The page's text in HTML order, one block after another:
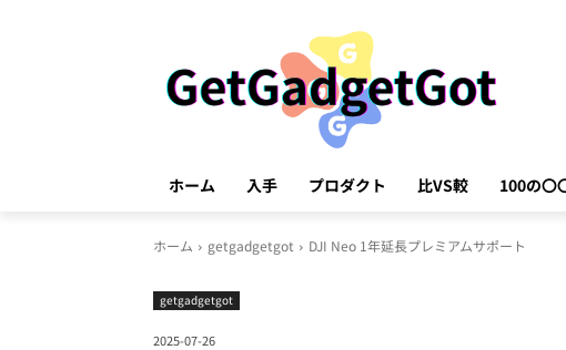
ホーム 入手 プロダクト 比VS較 100の〇
ホーム getgadgetgot DJI Neo 1年延長プレミアムサポート
getgadgetgot
2025-07-26